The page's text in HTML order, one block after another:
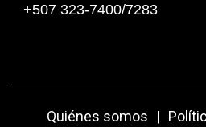
+507 323-7400/7283
Quiénes somos |